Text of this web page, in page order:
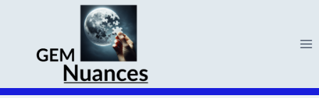
contenu